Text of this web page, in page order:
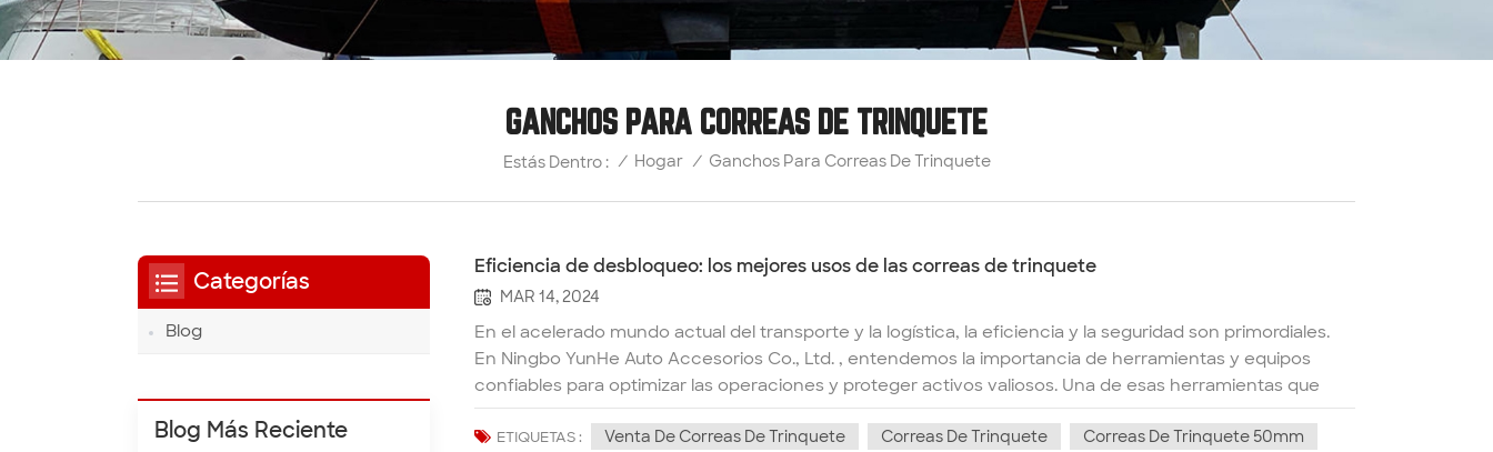
GANCHOS PARA CORREAS DE TRINQUETE
Estás Dentro : / Hogar / Ganchos Para Correas De Trinquete
Eficiencia de desbloqueo: los mejores usos de las correas de trinquete
MAR 14, 2024
En el acelerado mundo actual del transporte y la logística, la eficiencia y la seguridad son primordiales.
En Ningbo YunHe Auto Accesorios Co., Ltd. , entendemos la importancia de herramientas y equipos
confiables para optimizar las operaciones y proteger activos valiosos. Una de esas herramientas que
destaca por su versatilidad y eficacia es la humilde correa de trinquete. 1. Asegurar la carga con
confianza: El uso principal de las correas de trinquete es asegurar la carga durante el transporte. Ya sea
ETIQUETAS : Venta De Correas De Trinquete Correas De Trinquete
Correas De Trinquete 50mm
Categorías
Blog
Blog Más Reciente